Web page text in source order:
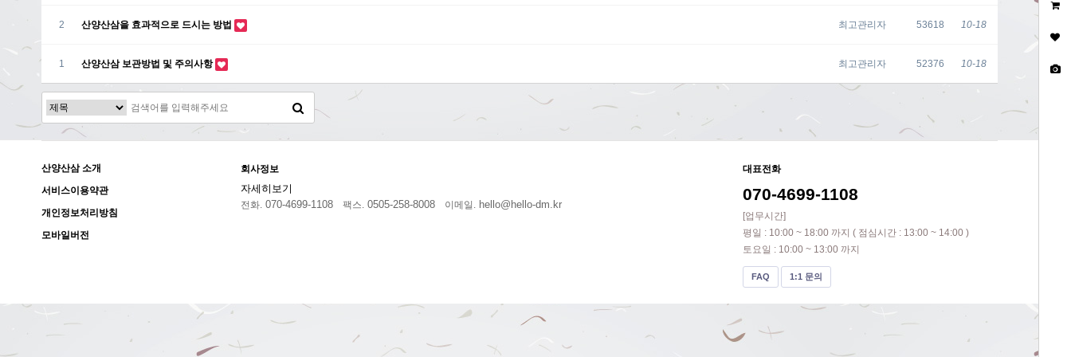
2 산양산삼을 효과적으로 드시는 방법 최고관리자 53618 10-18
1 산양산삼 보관방법 및 주의사항 최고관리자 52376 10-18
산양산삼 소개
서비스이용약관
개인정보처리방침
모바일버전
회사정보
자세히보기
전화. 070-4699-1108 팩스. 0505-258-8008 이메일. hello@hello-dm.kr
대표전화
070-4699-1108
[업무시간]
평일 : 10:00 ~ 18:00 까지 ( 점심시간 : 13:00 ~ 14:00 )
토요일 : 10:00 ~ 13:00 까지
FAQ 1:1 문의